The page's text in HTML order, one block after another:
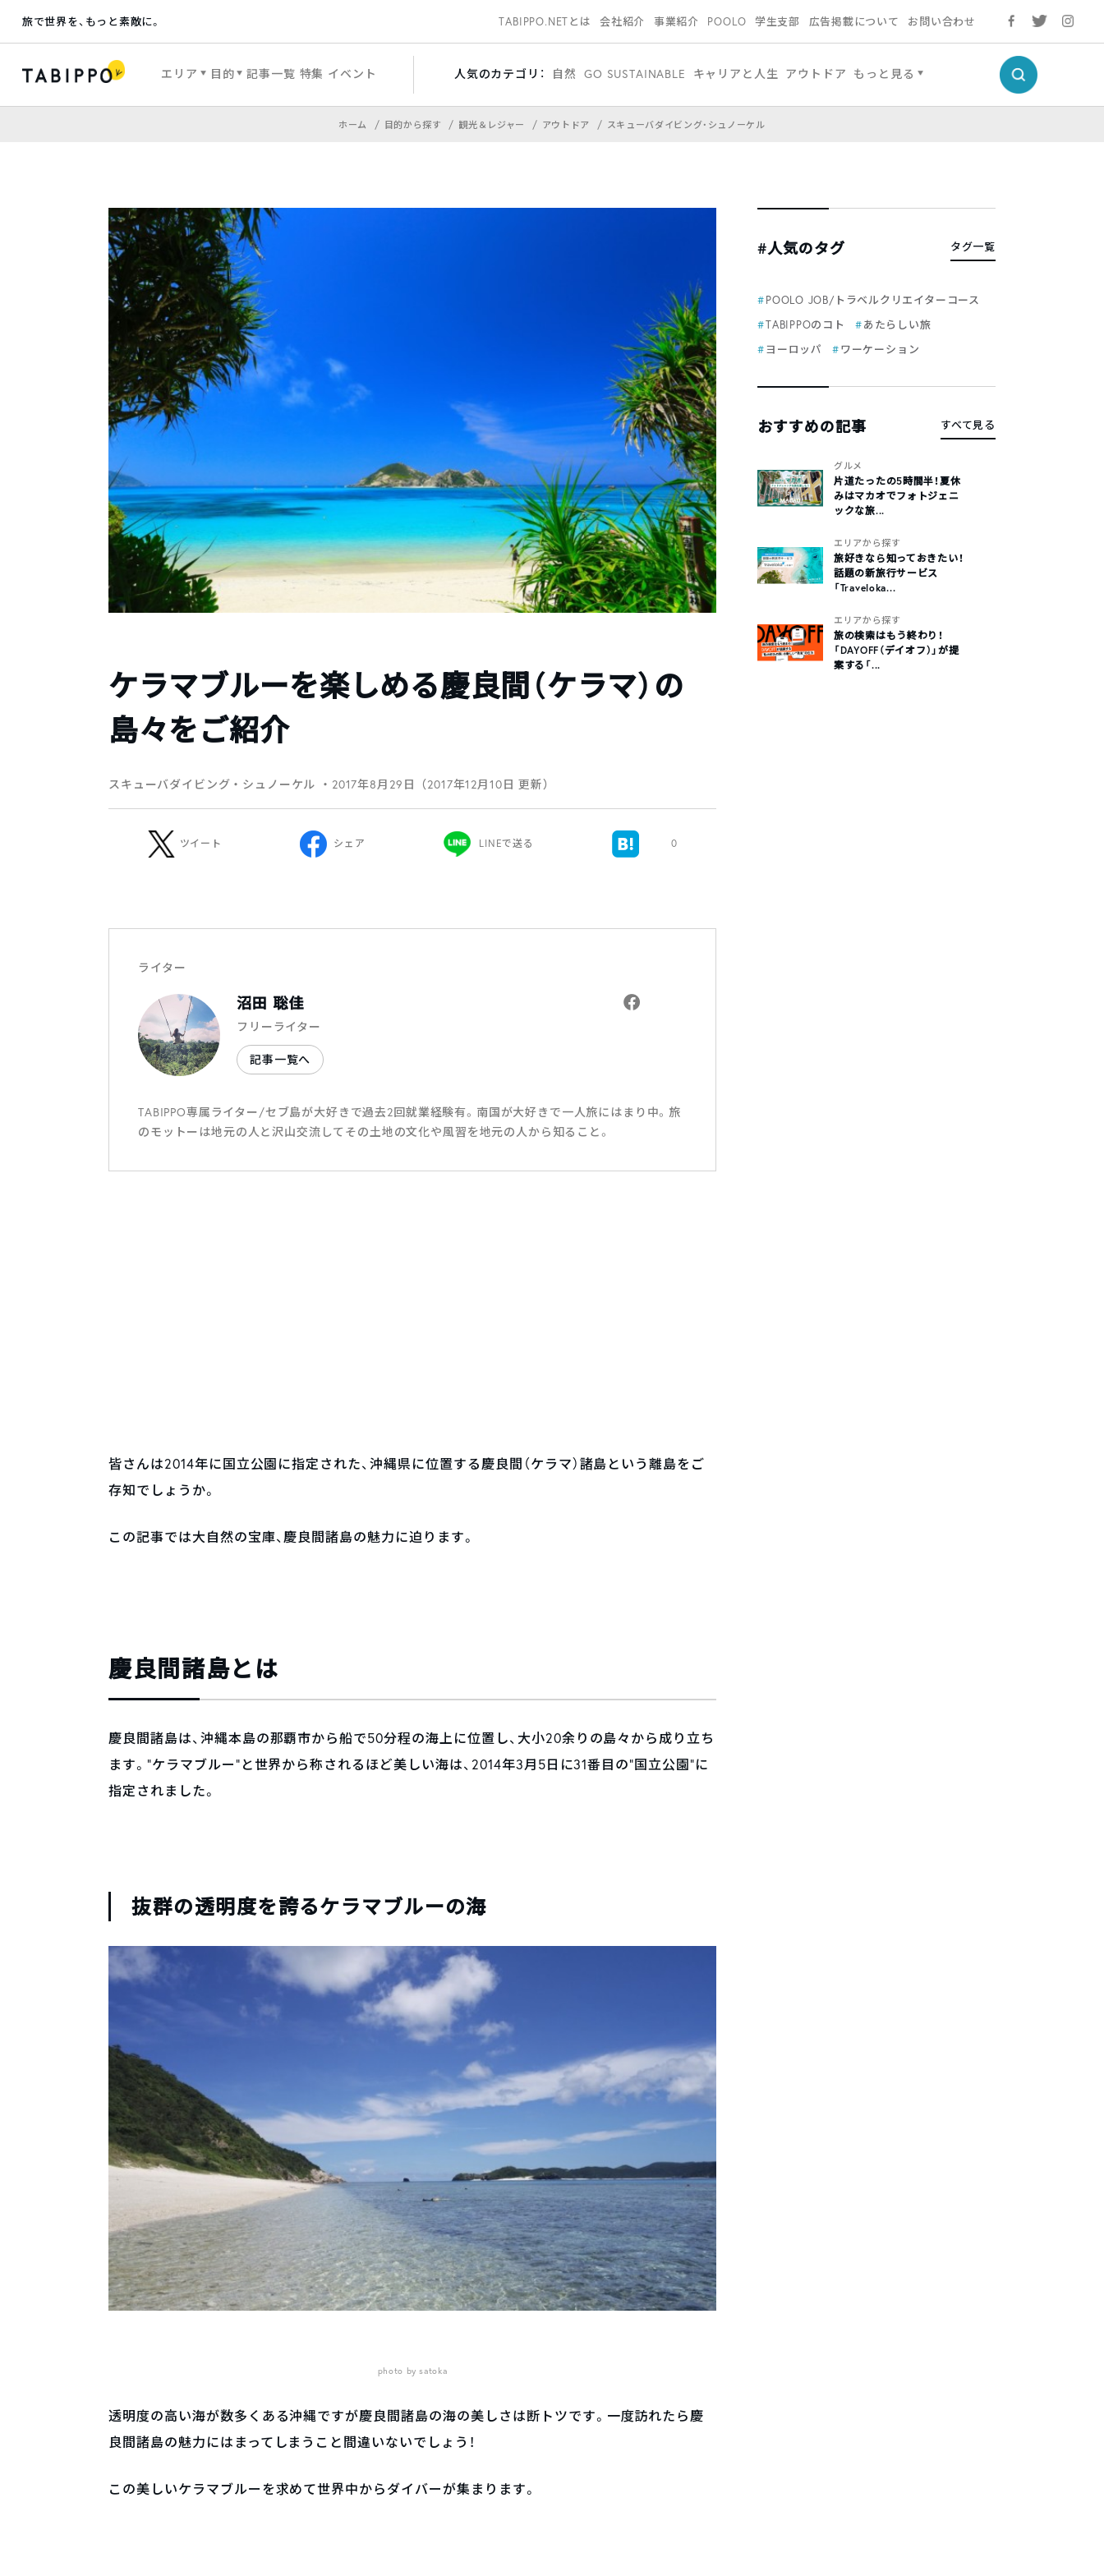
旅で世界を、もっと素敵に。 TABIPPO.NETとは 会社紹介 事業紹介 POOLO 学生支部 広告掲載について お問い合わせ
エリア 目的 記事一覧 特集 イベント 人気のカテゴリ： 自然 GO SUSTAINABLE キャリアと人生 アウトドア もっと見る
ホーム 目的から探す 観光＆レジャー アウトドア スキューバダイビング・シュノーケル
ケラマブルーを楽しめる慶良間（ケラマ）の
島々をご紹介
スキューバダイビング・シュノーケル ・2017年8月29日（2017年12月10日 更新）
ツイート シェア LINEで送る 0
ライター
沼田 聡佳
フリーライター
記事一覧へ
TABIPPO専属ライター/セブ島が大好きで過去2回就業経験有。南国が大好きで一人旅にはまり中。旅
のモットーは地元の人と沢山交流してその土地の文化や風習を地元の人から知ること。
皆さんは2014年に国立公園に指定された、沖縄県に位置する慶良間（ケラマ）諸島という離島をご
存知でしょうか。
この記事では大自然の宝庫、慶良間諸島の魅力に迫ります。
慶良間諸島とは
慶良間諸島は、沖縄本島の那覇市から船で50分程の海上に位置し、大小20余りの島々から成り立ち
ます。”ケラマブルー”と世界から称されるほど美しい海は、2014年3月5日に31番目の”国立公園”に
指定されました。
抜群の透明度を誇るケラマブルーの海
photo by satoka
透明度の高い海が数多くある沖縄ですが慶良間諸島の海の美しさは断トツです。一度訪れたら慶
良間諸島の魅力にはまってしまうこと間違いないでしょう！
この美しいケラマブルーを求めて世界中からダイバーが集まります。
#人気のタグ タグ一覧
POOLO JOB/トラベルクリエイターコース
TABIPPOのコト
あたらしい旅
ヨーロッパ
ワーケーション
おすすめの記事 すべて見る
グルメ
片道たったの5時間半！夏休
みはマカオでフォトジェニ
ックな旅...
エリアから探す
旅好きなら知っておきたい！
話題の新旅行サービス
「Traveloka...
エリアから探す
旅の検索はもう終わり！
「DAYOFF（デイオフ）」が提
案する「...